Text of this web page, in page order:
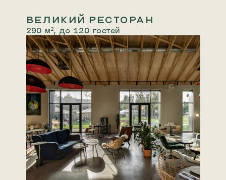
ВЕЛИКИЙ РЕСТОРАН
290 м², до 120 гостей